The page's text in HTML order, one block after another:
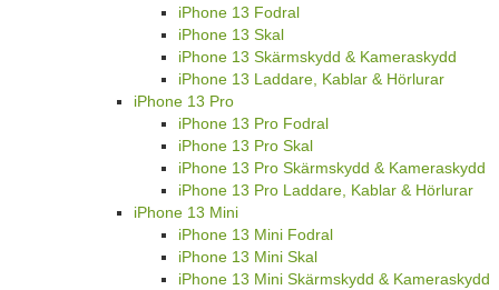
iPhone 13 Fodral
iPhone 13 Skal
iPhone 13 Skärmskydd & Kameraskydd
iPhone 13 Laddare, Kablar & Hörlurar
iPhone 13 Pro
iPhone 13 Pro Fodral
iPhone 13 Pro Skal
iPhone 13 Pro Skärmskydd & Kameraskydd
iPhone 13 Pro Laddare, Kablar & Hörlurar
iPhone 13 Mini
iPhone 13 Mini Fodral
iPhone 13 Mini Skal
iPhone 13 Mini Skärmskydd & Kameraskydd